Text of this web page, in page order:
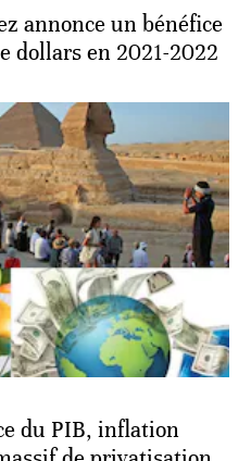
annonce un bénéfice
dollars en 2021-2022
du PIB, inflation